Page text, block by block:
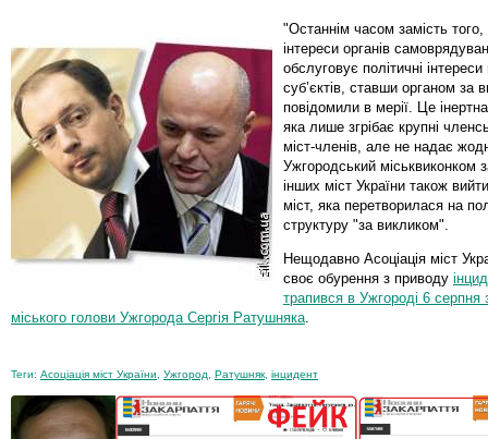
"Останнім часом замість
інтереси органів
обслуговує політичні
суб’єктів, ставши органом за
повідомили в мерії. Це інертна
яка лише згрібає крупні
міст-членів, але не надає
Ужгородський міськвиконком
інших міст України також
міст, яка перетворилася на
структуру "за викликом".
Нещодавно Асоціація міст
своє обурення з приводу
трапився в Ужгороді 6 серпня
міського голови Ужгорода Сергія Ратушняка
Теги: Асоціація міст України Ужгород Ратушняк інцидент